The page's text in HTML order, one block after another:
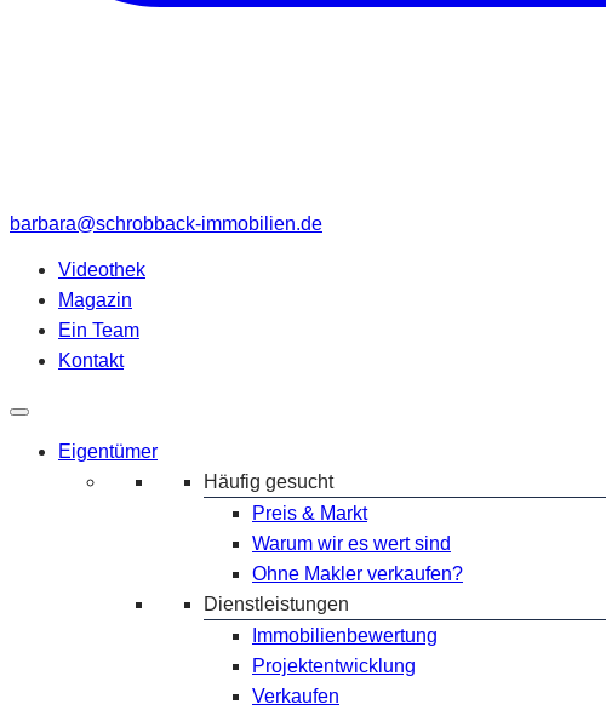
barbara@schrobback-immobilien.de
Videothek
Magazin
Ein Team
Kontakt
Eigentümer
Häufig gesucht
Preis & Markt
Warum wir es wert sind
Ohne Makler verkaufen?
Dienstleistungen
Immobilienbewertung
Projektentwicklung
Verkaufen